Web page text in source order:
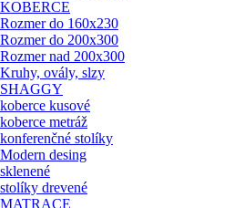
KOBERCE
Rozmer do 160x230
Rozmer do 200x300
Rozmer nad 200x300
Kruhy, ovály, slzy
SHAGGY
koberce kusové
koberce metráž
konferenčné stolíky
Modern desing
sklenené
stolíky drevené
MATRACE